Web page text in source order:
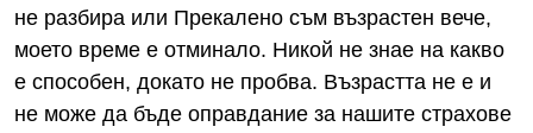
не разбира или Прекалено съм възрастен вече,
моето време е отминало. Никой не знае на какво
е способен, докато не пробва. Възрастта не е и
не може да бъде оправдание за нашите страхове